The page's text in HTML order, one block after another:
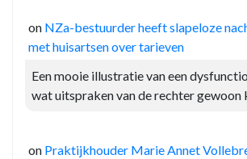
on NZa-bestuurder heeft slapeloze
met huisartsen over tarieven
Een mooie illustratie van een
wat uitspraken van de rechter gewoon
on Praktijkhouder Marie Annet